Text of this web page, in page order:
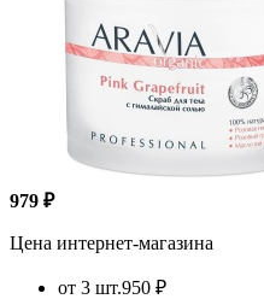
979 ₽
Цена интернет-магазина
от 3 шт.950 ₽